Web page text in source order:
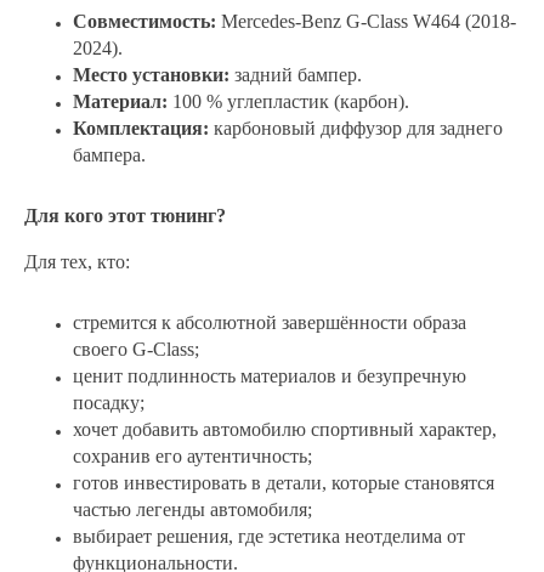
Совместимость: Mercedes‑Benz G‑Class W464 (2018-
2024).
Место установки: задний бампер.
Материал: 100 % углепластик (карбон).
Комплектация: карбоновый диффузор для заднего
бампера.
Для кого этот тюнинг?
Для тех, кто:
стремится к абсолютной завершённости образа
своего G‑Class;
ценит подлинность материалов и безупречную
посадку;
хочет добавить автомобилю спортивный характер,
сохранив его аутентичность;
готов инвестировать в детали, которые становятся
частью легенды автомобиля;
выбирает решения, где эстетика неотделима от
функциональности.